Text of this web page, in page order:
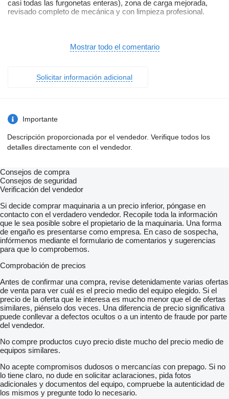
casi todas las furgonetas enteras), zona de carga mejorada,
revisado completo de mecánica y con limpieza profesional.
caso de que requiera: Pastillas y discos de freno, neumáticos,
-Revisiones en la casa, historial de mantenimiento y kilometraje
PRECIO:
Autónomos y empresas: 17.400€ + IVA= 21.054€
Canarias: 17.400€ + IGIC*= 18.618€
Exportaciones UE**: 17.400€
PARTICULARES:
Particulares: 17.400€ + IVA + IEDMT****= 22.800,31€
Minusvalía: 17.400€ + IVA= 21.054€
Minusvalía y movilidad reducida: 17.400€ + 4% IVA= 18.096€
*IGIC (7%) Impuesto General Indirecto Canario. Se cobra el 7%
IGIC si el porte a Canarias lo hacemos nosotros. Si el porte lo
hace el cliente, se cobra el IVA y el cliente lo recupera tras llegar
a Canarias y pagar allí el IGIC.
**Exportaciones dentro de la Unión Europea (a empresas dadas
de alta en IVA intracomunitario).
*** Exportaciones fuera de la Unión Europea, venta sin IVA
(primero se cobra el IVA al cliente y se le devuelve cuando
justifica y demuestra que se ha terminado la exportación).
****IEDMT (impuesto especial para determinados medios de
Accesorios como bacas, bolas de remolque, estanterías, etc…
–Entregas en toda España. Madrid y Valencia habrá que
sumarle 300€ + IVA = 363€. Barcelona 350€ + IVA = 423,5€.
Entregas en otras zonas consulta disponibilidad y precio.
Mostrar todo el comentario
Solicitar información adicional
Importante
Descripción proporcionada por el vendedor. Verifique todos los
detalles directamente con el vendedor.
Consejos de compra
Consejos de seguridad
Verificación del vendedor
Si decide comprar maquinaria a un precio inferior, póngase en
contacto con el verdadero vendedor. Recopile toda la información
que le sea posible sobre el propietario de la maquinaria. Una forma
de engaño es presentarse como empresa. En caso de sospecha,
infórmenos mediante el formulario de comentarios y sugerencias
para que lo comprobemos.
Comprobación de precios
Antes de confirmar una compra, revise detenidamente varias ofertas
de venta para ver cuál es el precio medio del equipo elegido. Si el
precio de la oferta que le interesa es mucho menor que el de ofertas
similares, piénselo dos veces. Una diferencia de precio significativa
puede conllevar a defectos ocultos o a un intento de fraude por parte
del vendedor.
No compre productos cuyo precio diste mucho del precio medio de
equipos similares.
No acepte compromisos dudosos o mercancías con prepago. Si no
lo tiene claro, no dude en solicitar aclaraciones, pida fotos
adicionales y documentos del equipo, compruebe la autenticidad de
los mismos y pregunte todo lo necesario.